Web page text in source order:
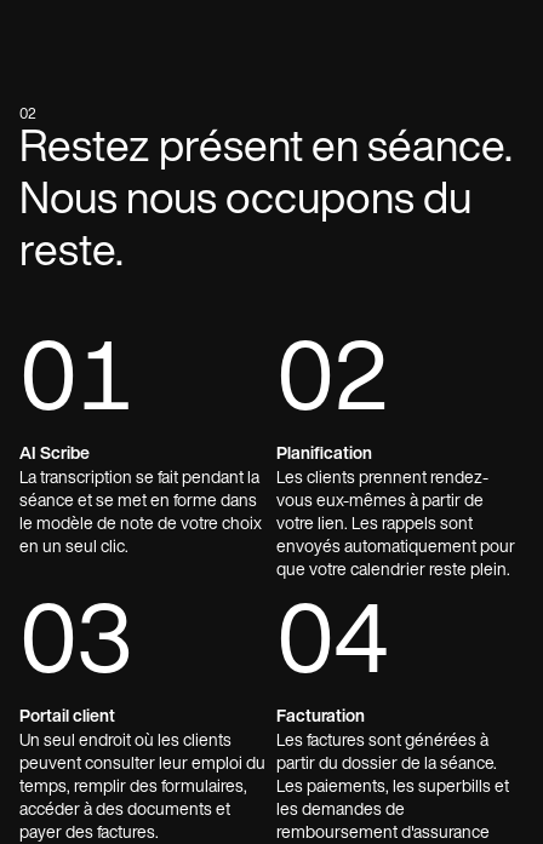
02
Restez présent en séance.
Nous nous occupons du
reste.
01
AI Scribe
La transcription se fait pendant la
séance et se met en forme dans
le modèle de note de votre choix
en un seul clic.
02
Planification
Les clients prennent rendez-
vous eux-mêmes à partir de
votre lien. Les rappels sont
envoyés automatiquement pour
que votre calendrier reste plein.
03
Portail client
Un seul endroit où les clients
peuvent consulter leur emploi du
temps, remplir des formulaires,
accéder à des documents et
payer des factures.
04
Facturation
Les factures sont générées à
partir du dossier de la séance.
Les paiements, les superbills et
les demandes de
remboursement d'assurance